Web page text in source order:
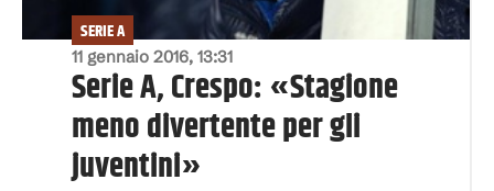
11 gennaio 2016, 13:31
SERIE A
Serie A, Crespo: «Stagione
meno divertente per gli
juventini»